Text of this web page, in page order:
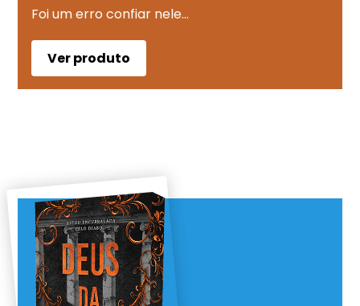
Foi um erro confiar nele…
Ver produto